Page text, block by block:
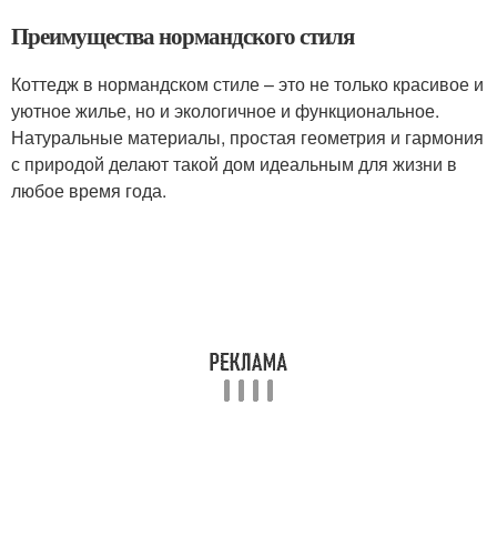
Преимущества нормандского стиля
Коттедж в нормандском стиле – это не только красивое и
уютное жилье, но и экологичное и функциональное.
Натуральные материалы, простая геометрия и гармония
с природой делают такой дом идеальным для жизни в
любое время года.